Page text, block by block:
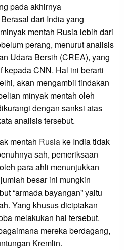
pada akhirnya
dari India yang
mentah Rusia lebih dari
perang, menurut analisis
Udara Bersih (CREA), yang
kepada CNN. Hal ini berarti
akan mengambil tindakan
minyak mentah oleh
dengan sanksi atas
analisis tersebut.
mentah Rusia ke India tidak
sah, pemeriksaan
para ahli menunjukkan
besar ini mungkin
“armada bayangan” yaitu
Yang khusus diciptakan
melakukan hal tersebut.
mereka berdagang,
Kremlin.